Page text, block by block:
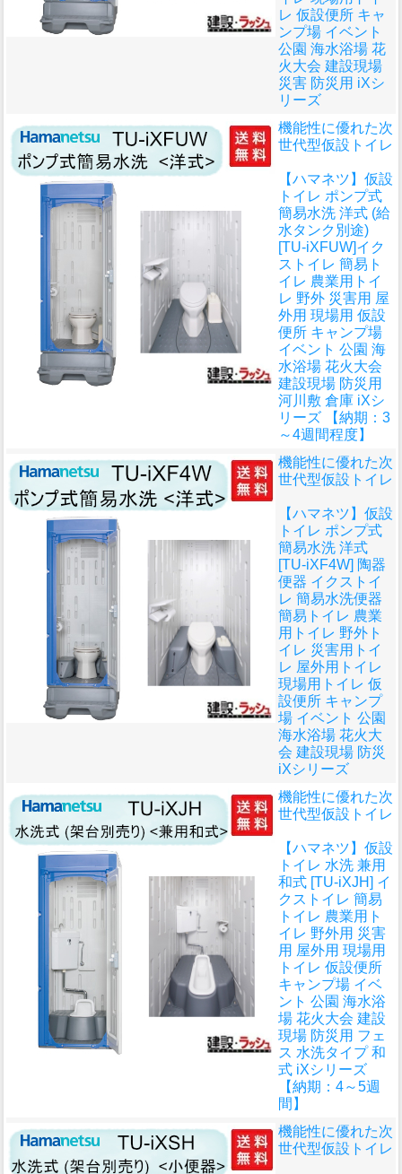
レ 仮設便所 キャ
ンプ場 イベント
公園 海水浴場 花
火大会 建設現場
災害 防災用 iXシ
リーズ
機能性に優れた次
世代型仮設トイレ
【ハマネツ】仮設
トイレ ポンプ式
簡易水洗 洋式 (給
水タンク別途)
[TU-iXFUW]イク
ストイレ 簡易ト
イレ 農業用トイ
レ 野外 災害用 屋
外用 現場用 仮設
便所 キャンプ場
イベント 公園 海
水浴場 花火大会
建設現場 防災用
河川敷 倉庫 iXシ
リーズ 【納期：3
～4週間程度】
機能性に優れた次
世代型仮設トイレ
【ハマネツ】仮設
トイレ ポンプ式
簡易水洗 洋式
[TU-iXF4W] 陶器
便器 イクストイ
レ 簡易水洗便器
簡易トイレ 農業
用トイレ 野外ト
イレ 災害用トイ
レ 屋外用トイレ
現場用トイレ 仮
設便所 キャンプ
場 イベント 公園
海水浴場 花火大
会 建設現場 防災
iXシリーズ
機能性に優れた次
世代型仮設トイレ
【ハマネツ】仮設
トイレ 水洗 兼用
和式 [TU-iXJH] イ
クストイレ 簡易
トイレ 農業用ト
イレ 野外用 災害
用 屋外用 現場用
トイレ 仮設便所
キャンプ場 イベ
ント 公園 海水浴
場 花火大会 建設
現場 防災用 フェ
ス 水洗タイプ 和
式 iXシリーズ
【納期：4～5週
間】
機能性に優れた次
世代型仮設トイレ